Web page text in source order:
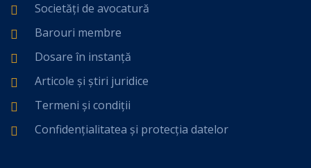
Societăți de avocatură
Barouri membre
Dosare în instanță
Articole și știri juridice
Termeni și condiții
Confidențialitatea și protecția datelor